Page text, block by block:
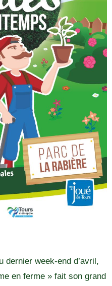
dernier week-end d’avril,
en ferme » fait son grand